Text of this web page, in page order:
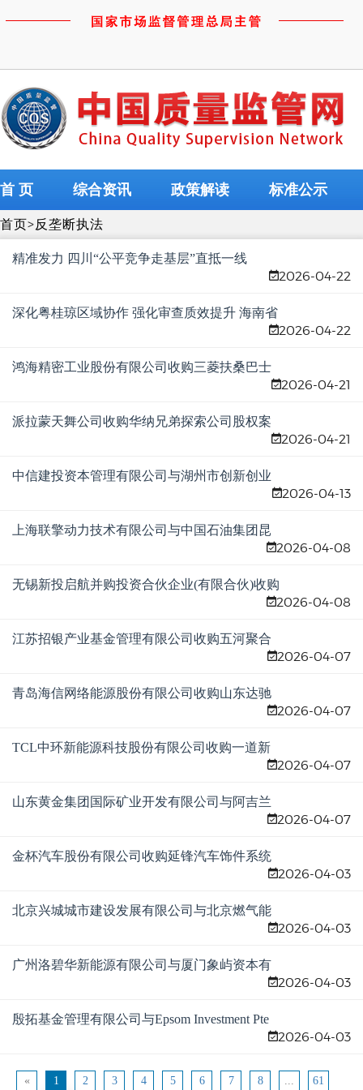
首 页 综合资讯 政策解读 标准公示
首页>反垄断执法
精准发力 四川“公平竞争走基层”直抵一线
2026-04-22
深化粤桂琼区域协作 强化审查质效提升 海南省
市场监管局成功举办首届公平竞争审查文书评 2026-04-22
鸿海精密工业股份有限公司收购三菱扶桑巴士
2026-04-21
派拉蒙天舞公司收购华纳兄弟探索公司股权案
2026-04-21
中信建投资本管理有限公司与湖州市创新创业
2026-04-13
上海联擎动力技术有限公司与中国石油集团昆
2026-04-08
无锡新投启航并购投资合伙企业(有限合伙)收购
2026-04-08
江苏招银产业基金管理有限公司收购五河聚合
2026-04-07
青岛海信网络能源股份有限公司收购山东达驰
2026-04-07
TCL中环新能源科技股份有限公司收购一道新
2026-04-07
山东黄金集团国际矿业开发有限公司与阿吉兰
2026-04-07
金杯汽车股份有限公司收购延锋汽车饰件系统
2026-04-03
北京兴城城市建设发展有限公司与北京燃气能
2026-04-03
广州洛碧华新能源有限公司与厦门象屿资本有
2026-04-03
殷拓基金管理有限公司与Epsom Investment Pte
2026-04-03
« 1 2 3 4 5 6 7 8 ... 61